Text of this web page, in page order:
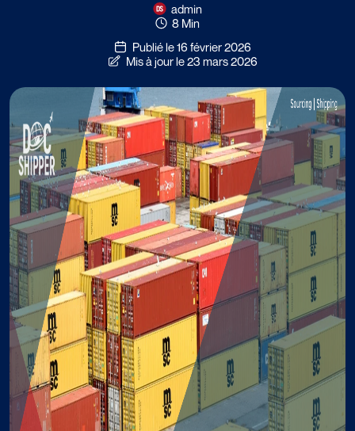
admin
8 Min
Publié le 16 février 2026
Mis à jour le 23 mars 2026